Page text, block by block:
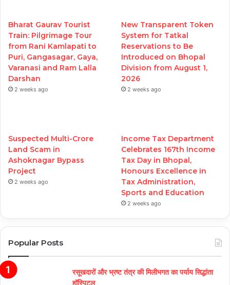
Bharat Gaurav Tourist
Train: Pilgrimage Tour
from Rani Kamlapati to
Puri, Gangasagar, Gaya,
Varanasi and Ram Lalla
Darshan
2 weeks ago
New Transparent Token
System for Tatkal
Reservations to Be
Introduced on Bhopal
Division from August 1,
2026
2 weeks ago
Suspected Multi-Crore
Land Scam in
Ashoknagar Bypass
Project
2 weeks ago
Income Tax Department
Celebrates 167th Income
Tax Day in Bhopal,
Honours Excellence in
Tax Administration,
Sports and Education
2 weeks ago
Popular Posts
रसूखदारों और भ्रष्ट तंत्र की मिलीभगत का पर्याय सिद्धांता
हॉस्पिटल